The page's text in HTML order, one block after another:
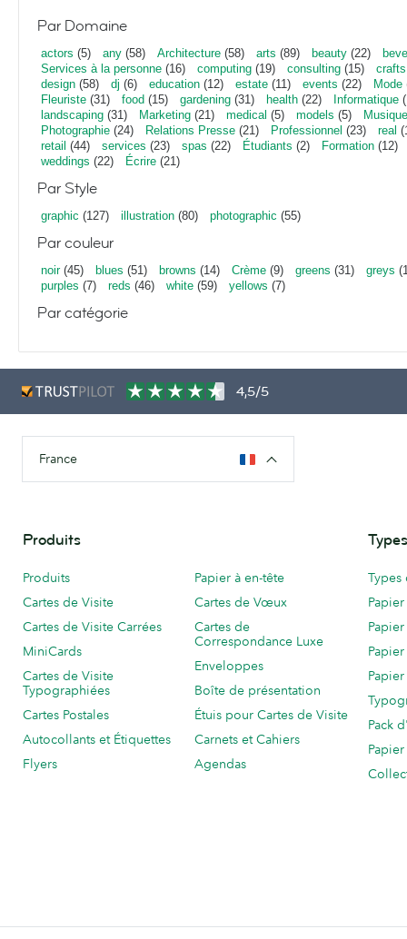
Par Domaine
actors (5) any (58) Architecture (58) arts (89) beauty (22)
Services à la personne (16) computing (19) consulting (15) crafts
design (58) dj (6) education (12) estate (11) events (22) Mode
Fleuriste (31) food (15) gardening (31) health (22) Informatique
landscaping (31) Marketing (21) medical (5) models (5)
Photographie (24) Relations Presse (21) Professionnel (23) real
retail (44) services (23) spas (22) Étudiants (2) Formation (12)
weddings (22) Écrire (21)
Par Style
graphic (127) illustration (80) photographic (55)
Par couleur
noir(45) blues (51) browns (14) Crème (9) greens (31) greys
purples (7) reds (46) white (59) yellows (7)
Par catégorie
4,5/5
France
Produits
Produits
Cartes de Visite
Cartes de Visite Carrées
MiniCards
Cartes de Visite
Typographiées
Cartes Postales
Autocollants et Étiquettes
Flyers
Papier à en-tête
Cartes de Vœux
Cartes de
Correspondance Luxe
Enveloppes
Boîte de présentation
Étuis pour Cartes de Visite
Carnets et Cahiers
Agendas
Pack